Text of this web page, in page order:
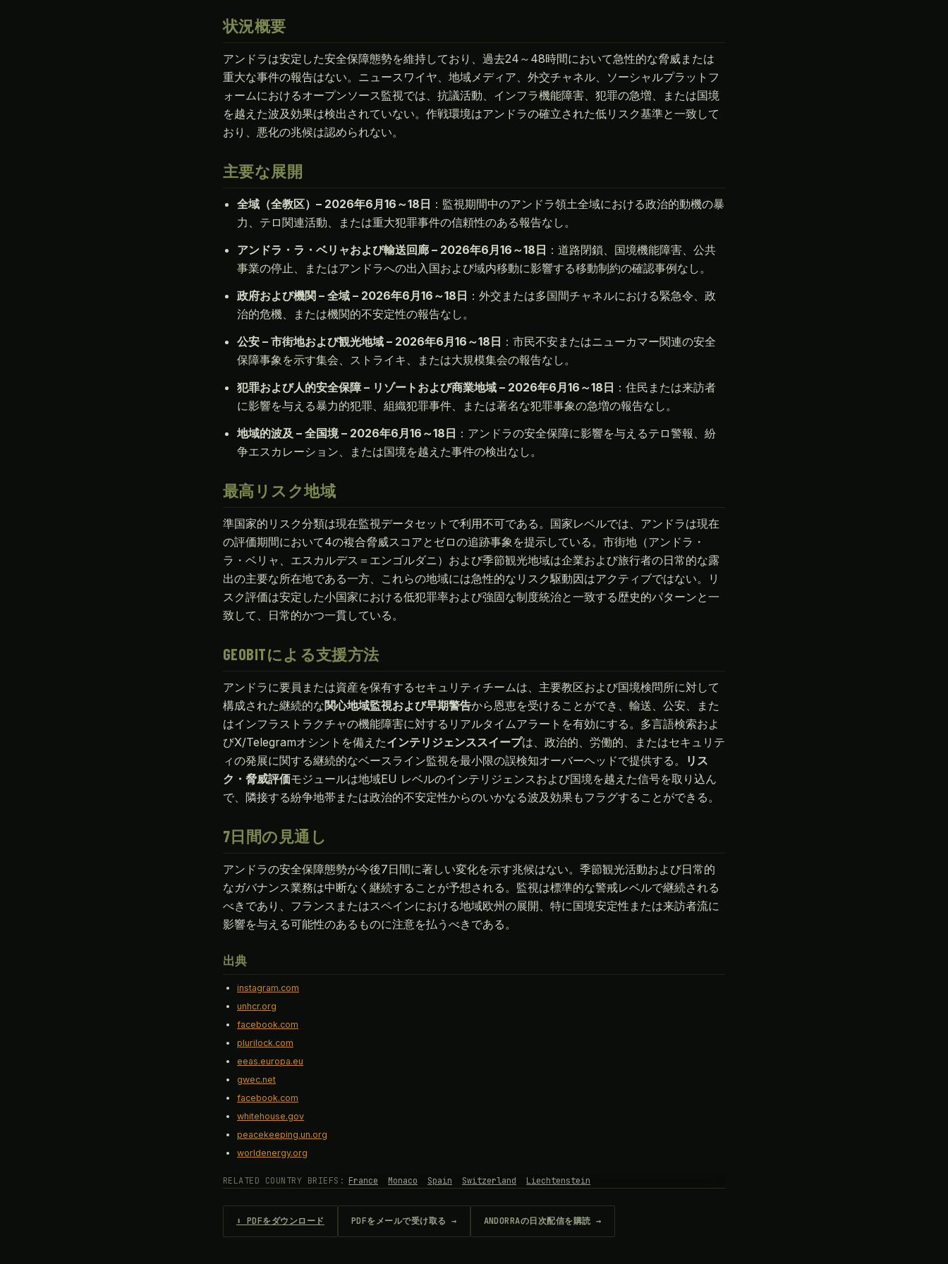
状況概要
アンドラは安定した安全保障態勢を維持しており、過去24～48時間において急性的な脅威または
重大な事件の報告はない。ニュースワイヤ、地域メディア、外交チャネル、ソーシャルプラットフ
ォームにおけるオープンソース監視では、抗議活動、インフラ機能障害、犯罪の急増、または国境
を越えた波及効果は検出されていない。作戦環境はアンドラの確立された低リスク基準と一致して
おり、悪化の兆候は認められない。
主要な展開
全域（全教区）– 2026年6月16～18日 ：監視期間中のアンドラ領土全域における政治的動機の暴
力、テロ関連活動、または重大犯罪事件の信頼性のある報告なし。
アンドラ・ラ・ベリャおよび輸送回廊 – 2026年6月16～18日 ：道路閉鎖、国境機能障害、公共
事業の停止、またはアンドラへの出入国および域内移動に影響する移動制約の確認事例なし。
政府および機関 – 全域 – 2026年6月16～18日 ：外交または多国間チャネルにおける緊急令、政
治的危機、または機関的不安定性の報告なし。
公安 – 市街地および観光地域 – 2026年6月16～18日 ：市民不安またはニューカマー関連の安全
保障事象を示す集会、ストライキ、または大規模集会の報告なし。
犯罪および人的安全保障 – リゾートおよび商業地域 – 2026年6月16～18日 ：住民または来訪者
に影響を与える暴力的犯罪、組織犯罪事件、または著名な犯罪事象の急増の報告なし。
地域的波及 – 全国境 – 2026年6月16～18日 ：アンドラの安全保障に影響を与えるテロ警報、紛
争エスカレーション、または国境を越えた事件の検出なし。
最高リスク地域
準国家的リスク分類は現在監視データセットで利用不可である。国家レベルでは、アンドラは現在
の評価期間において4の複合脅威スコアとゼロの追跡事象を提示している。市街地（アンドラ・
ラ・ベリャ、エスカルデス＝エンゴルダニ）および季節観光地域は企業および旅行者の日常的な露
出の主要な所在地である一方、これらの地域には急性的なリスク駆動因はアクティブではない。リ
スク評価は安定した小国家における低犯罪率および強固な制度統治と一致する歴史的パターンと一
致して、日常的かつ一貫している。
GEOBITによる支援方法
アンドラに要員または資産を保有するセキュリティチームは、主要教区および国境検問所に対して
構成された継続的な関心地域監視および早期警告から恩恵を受けることができ、輸送、公安、また
はインフラストラクチャの機能障害に対するリアルタイムアラートを有効にする。多言語検索およ
びX/Telegramオシントを備えたインテリジェンススイープは、政治的、労働的、またはセキュリテ
ィの発展に関する継続的なベースライン監視を最小限の誤検知オーバーヘッドで提供する。
リス
ク・脅威評価モジュールは地域EU レベルのインテリジェンスおよび国境を越えた信号を取り込ん
で、隣接する紛争地帯または政治的不安定性からのいかなる波及効果もフラグすることができる。
7日間の見通し
アンドラの安全保障態勢が今後7日間に著しい変化を示す兆候はない。季節観光活動および日常的
なガバナンス業務は中断なく継続することが予想される。監視は標準的な警戒レベルで継続される
べきであり、フランスまたはスペインにおける地域欧州の展開、特に国境安定性または来訪者流に
影響を与える可能性のあるものに注意を払うべきである。
出典
instagram.com
unhcr.org
facebook.com
plurilock.com
eeas.europa.eu
gwec.net
facebook.com
whitehouse.gov
peacekeeping.un.org
worldenergy.org
RELATED COUNTRY BRIEFS: France Monaco Spain Switzerland Liechtenstein
⬇ PDFをダウンロード PDFをメールで受け取る → ANDORRAの日次配信を購読 →